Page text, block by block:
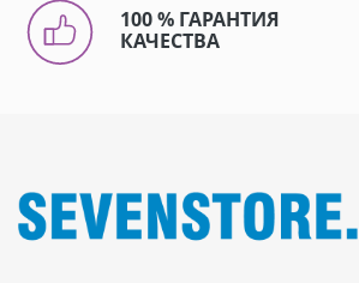
100 % ГАРАНТИЯ
КАЧЕСТВА